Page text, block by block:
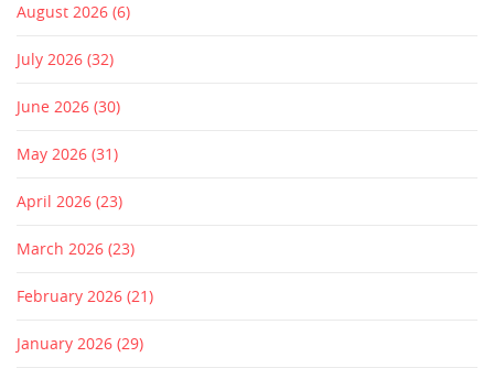
August 2026 (6)
July 2026 (32)
June 2026 (30)
May 2026 (31)
April 2026 (23)
March 2026 (23)
February 2026 (21)
January 2026 (29)